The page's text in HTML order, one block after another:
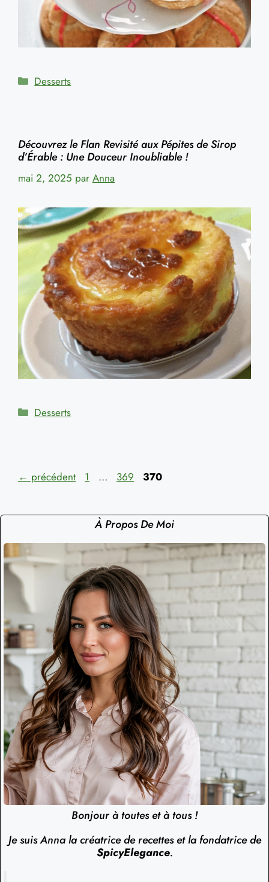
Catégories
Desserts
Découvrez le Flan Revisité aux Pépites de Sirop
d’Érable : Une Douceur Inoubliable !
mai 2, 2025 par Anna
Catégories
Desserts
← précédent Page
1 … Page
369 Page
370
À Propos De Moi
Bonjour à toutes et à tous !
Je suis Anna la créatrice de recettes et la fondatrice de
SpicyElegance.